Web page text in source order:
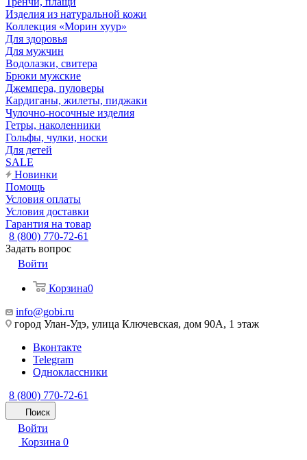
Изделия из натуральной кожи
Коллекция «Морин хуур»
Для здоровья
Для мужчин
Водолазки, свитера
Брюки мужские
Джемпера, пуловеры
Кардиганы, жилеты, пиджаки
Чулочно-носочные изделия
Гетры, наколенники
Гольфы, чулки, носки
Для детей
SALE
Новинки
Помощь
Условия оплаты
Условия доставки
Гарантия на товар
8 (800) 770-72-61
Задать вопрос
Войти
Корзина0
info@gobi.ru
город Улан-Удэ, улица Ключевская, дом 90А, 1 этаж
Вконтакте
Telegram
Одноклассники
8 (800) 770-72-61
Поиск
Войти
Корзина 0